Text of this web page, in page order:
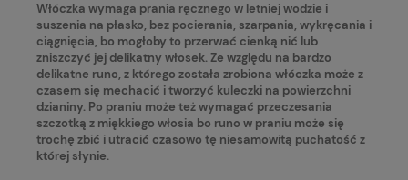
Włóczka wymaga prania ręcznego w letniej wodzie i
suszenia na płasko, bez pocierania, szarpania, wykręcania i
ciągnięcia, bo mogłoby to przerwać cienką nić lub
zniszczyć jej delikatny włosek. Ze względu na bardzo
delikatne runo, z którego została zrobiona włóczka może z
czasem się mechacić i tworzyć kuleczki na powierzchni
dzianiny. Po praniu może też wymagać przeczesania
szczotką z miękkiego włosia bo runo w praniu może się
trochę zbić i utracić czasowo tę niesamowitą puchatość z
której słynie.